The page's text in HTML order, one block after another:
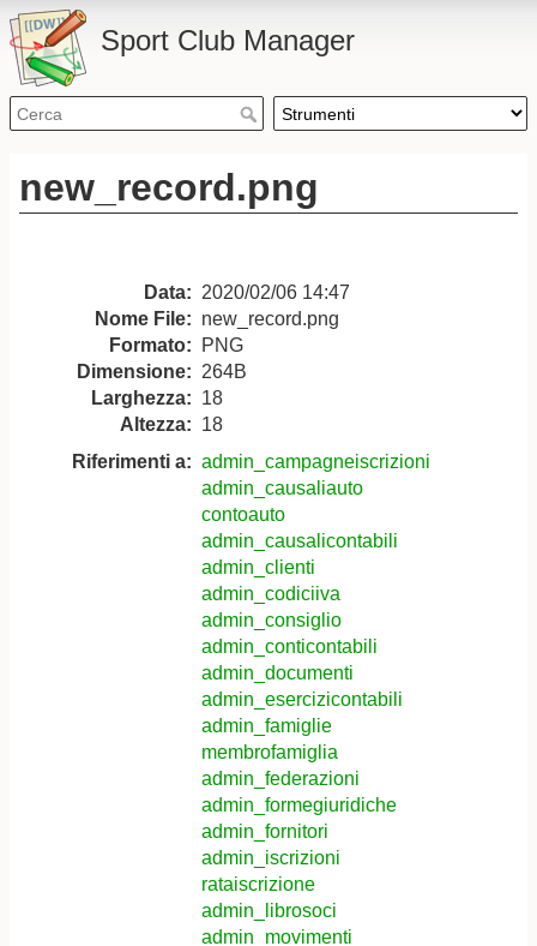
Sport Club Manager
new_record.png
Data: 2020/02/06 14:47
Nome File: new_record.png
Formato:
PNG
Dimensione: 264B
Larghezza: 18
Altezza: 18
Riferimenti a: admin_campagneiscrizioni
admin_causaliauto
contoauto
admin_causalicontabili
admin_clienti
admin_codiciiva
admin_consiglio
admin_conticontabili
admin_documenti
admin_esercizicontabili
admin_famiglie
membrofamiglia
admin_federazioni
admin_formegiuridiche
admin_fornitori
admin_iscrizioni
rataiscrizione
admin_librosoci
admin_movimenti